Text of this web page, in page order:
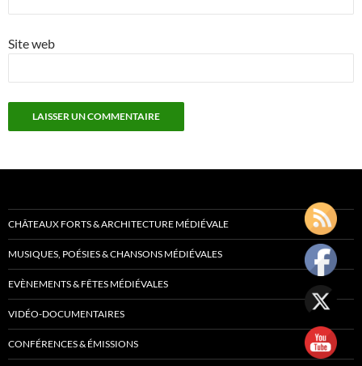
Site web
CHÂTEAUX FORTS & ARCHITECTURE MÉDIÉVALE
MUSIQUES, POÉSIES & CHANSONS MÉDIÉVALES
EVÈNEMENTS & FÊTES MÉDIÉVALES
VIDÉO-DOCUMENTAIRES
CONFÉRENCES & ÉMISSIONS